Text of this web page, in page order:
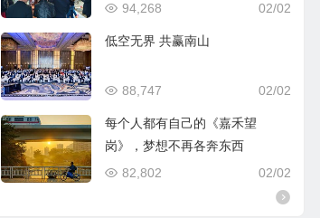
02/02
94,268
低空无界 共赢南山
02/02
88,747
每个人都有自己的《嘉禾望
岗》，梦想不再各奔东西
02/02
82,802